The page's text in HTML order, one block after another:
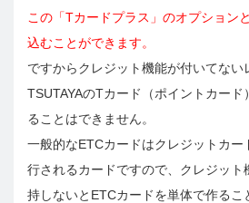
この「Tカードプラス」のオプション
込むことができます。
ですからクレジット機能が付いてない
TSUTAYAのTカード（ポイントカー
ることはできません。
一般的なETCカードはクレジットカー
行されるカードですので、クレジット
持しないとETCカードを単体で作るこ